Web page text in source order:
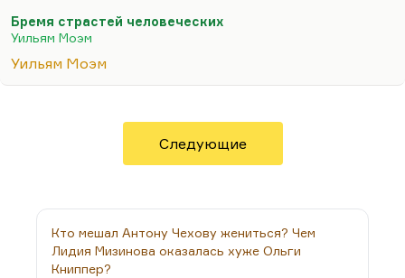
Но «Бремя» – это огромный роман с большим
количеством линий, с точными и глубокими
афоризмами, которые надо читать очень
вдумчиво. Я люблю этот роман, и образ Милдред
убедительным, что одна моя девушка, долго
любимая, но очень легкая на измену, когда
прочитала «Бремя», сказала:«Ну это прямо обо
если он способен узнать себя в этой
отталкивающей героине – бледно-зеленом…
Бремя страстей человеческих
Уильям Моэм
Уильям Моэм
Следующие
Кто мешал Антону Чехову жениться? Чем
Лидия Мизинова оказалась хуже Ольги
Книппер?